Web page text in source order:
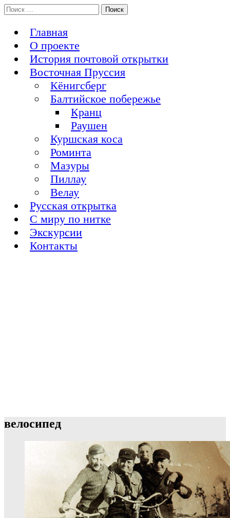
Перейти
к
История Восточной Пруссии в почтовых открытках и не
Поиск:
Главная
О проекте
История почтовой открытки
Восточная Пруссия
Кёнигсберг
Балтийское побережье
Кранц
Раушен
Куршская коса
Роминта
Мазуры
Пиллау
Велау
Русская открытка
С миру по нитке
Экскурсии
Контакты
велосипед